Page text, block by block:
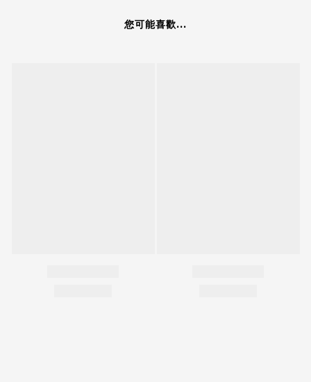
您可能喜歡...